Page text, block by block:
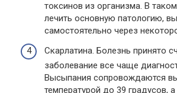
токсинов из организма. В
лечить основную патологию,
самостоятельно через
Скарлатина. Болезнь принято
заболевание все чаще
Высыпания сопровождаются
температурой до 39 градусов,